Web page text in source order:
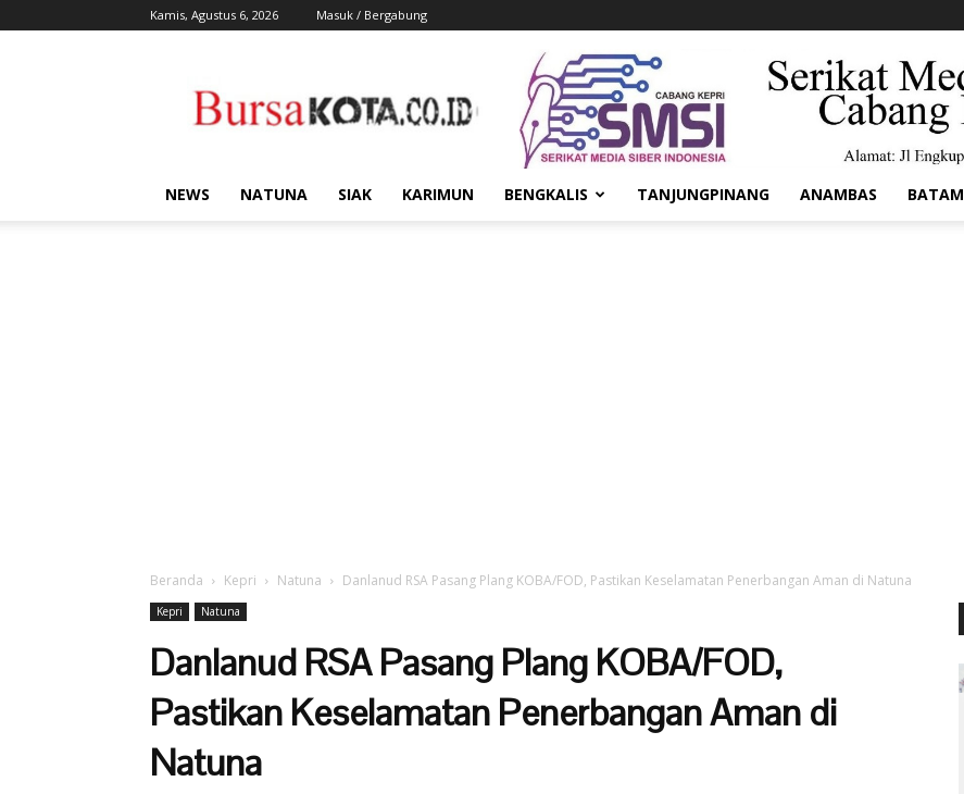
Kamis, Agustus 6, 2026 Masuk / Bergabung
Kota
NEWS NATUNA SIAK KARIMUN BENGKALIS TANJUNGPINANG ANAMBAS BATAM
Beranda Kepri Natuna Danlanud RSA Pasang Plang KOBA/FOD, Pastikan Keselamatan Penerbangan Aman di Natuna
Kepri Natuna
Danlanud RSA Pasang Plang KOBA/FOD,
Pastikan Keselamatan Penerbangan Aman di
Natuna